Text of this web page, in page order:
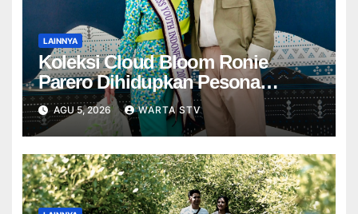
LAINNYA
Koleksi Cloud Bloom Ronie
Parero Dihidupkan Pesona
Jollene Ferischea di IFW 2026
AGU 5, 2026 WARTA STV